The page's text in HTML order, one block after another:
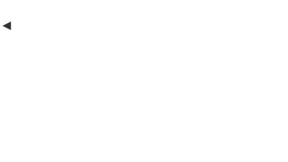
◀